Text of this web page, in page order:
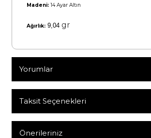
Madeni: 14 Ayar Altın
Ağırlık: 9,04 gr
Yorumlar
Bu ürüne ilk yorumu siz yapın!
Taksit Seçenekleri
Önerileriniz